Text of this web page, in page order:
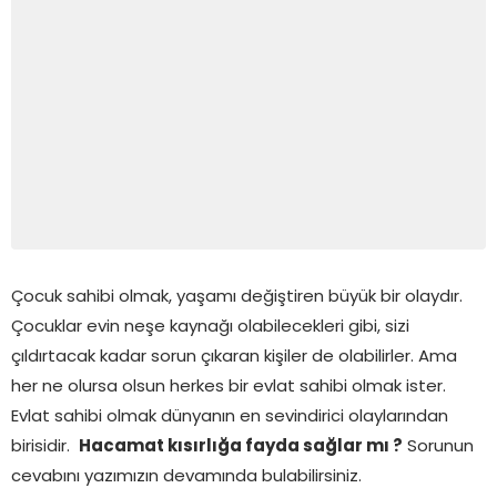
Çocuk sahibi olmak, yaşamı değiştiren büyük bir olaydır.
Çocuklar evin neşe kaynağı olabilecekleri gibi, sizi
çıldırtacak kadar sorun çıkaran kişiler de olabilirler. Ama
her ne olursa olsun herkes bir evlat sahibi olmak ister.
Evlat sahibi olmak dünyanın en sevindirici olaylarından
birisidir.
Hacamat kısırlığa fayda sağlar mı ? Sorunun
cevabını yazımızın devamında bulabilirsiniz.